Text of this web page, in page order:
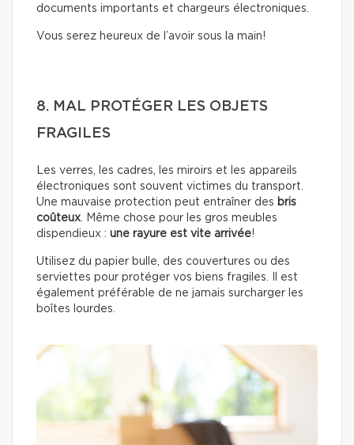
documents importants et chargeurs électroniques.
Vous serez heureux de l’avoir sous la main!
8. MAL PROTÉGER LES OBJETS
FRAGILES
Les verres, les cadres, les miroirs et les appareils
électroniques sont souvent victimes du transport.
Une mauvaise protection peut entraîner des bris
coûteux. Même chose pour les gros meubles
dispendieux : une rayure est vite arrivée!
Utilisez du papier bulle, des couvertures ou des
serviettes pour protéger vos biens fragiles. Il est
également préférable de ne jamais surcharger les
boîtes lourdes.